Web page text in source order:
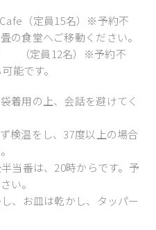
（定員15名）※予約不
の食堂へご移動ください。
（定員12名）※予約不
能です。
着用の上、会話を避けてく
検温をし、37度以上の場合
当番は、20時からです。予
い。
、お皿は乾かし、タッパー